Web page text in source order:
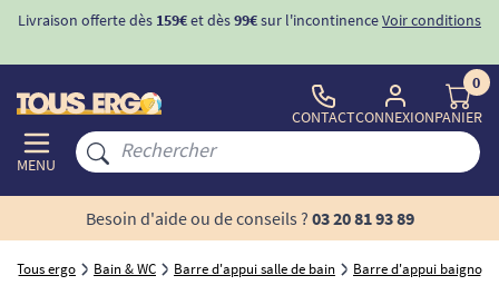
Livraison offerte dès 159€et dès99€sur l'incontinenceVoir conditions
MENU
CONTACTCONNEXION
0
PANIER
Besoin d'aide ou de conseils ? 03 20 81 93 89
Tous ergo Bain & WC Barre d'appui salle de bain Barre d'appui baignoire